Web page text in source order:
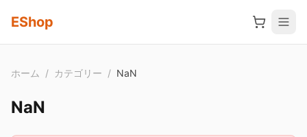
EShop
ホーム / カテゴリー / NaN
NaN